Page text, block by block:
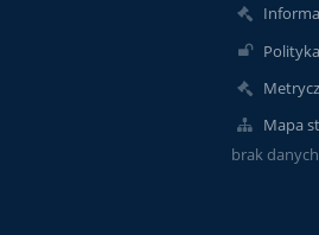
Mapa
brak danych